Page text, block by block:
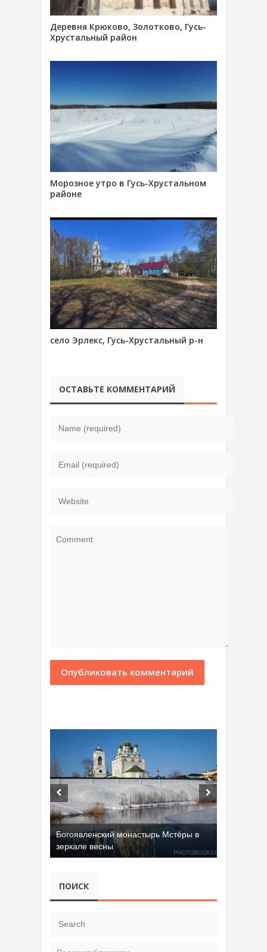
Деревня Крюково, Золотково, Гусь-
Хрустальный район
Морозное утро в Гусь-Хрустальном
районе
село Эрлекс, Гусь-Хрустальный р-н
ОСТАВЬТЕ КОММЕНТАРИЙ
Богоявленский монастырь Мстёры в
зеркале весны
ПОИСК